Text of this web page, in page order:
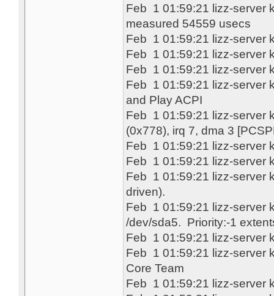
Feb 1 01:59:21 lizz-server
measured 54559 usecs
Feb 1 01:59:21 lizz-server
Feb 1 01:59:21 lizz-server
Feb 1 01:59:21 lizz-server
Feb 1 01:59:21 lizz-server
and Play ACPI
Feb 1 01:59:21 lizz-server
(0x778), irq 7, dma 3
Feb 1 01:59:21 lizz-server
Feb 1 01:59:21 lizz-server
Feb 1 01:59:21 lizz-server
driven).
Feb 1 01:59:21 lizz-server
/dev/sda5. Priority:-1
Feb 1 01:59:21 lizz-server
Feb 1 01:59:21 lizz-server
Core Team
Feb 1 01:59:21 lizz-server